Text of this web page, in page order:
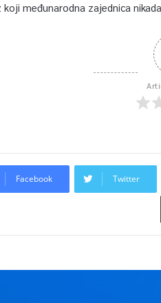
međunarodna zajednica
Facebook Twitter